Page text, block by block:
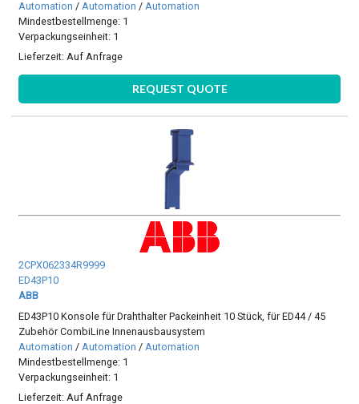
Automation /Automation /Automation
Mindestbestellmenge: 1
Verpackungseinheit: 1
Lieferzeit:Auf Anfrage
REQUEST QUOTE
2CPX062334R9999
ED43P10
ABB
ED43P10 Konsole für Drahthalter Packeinheit 10 Stück, für ED44 / 45
Zubehör CombiLine Innenausbausystem
Automation / Automation / Automation
Mindestbestellmenge: 1
Verpackungseinheit: 1
Lieferzeit: Auf Anfrage